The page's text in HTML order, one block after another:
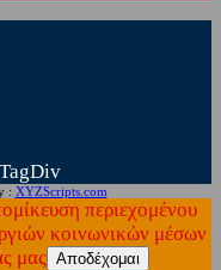
: XYZScripts.com
περιεχομένου
κοινωνικών μέσων
μας Αποδέχομαι